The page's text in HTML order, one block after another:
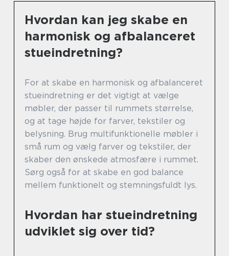
Hvordan kan jeg skabe en
harmonisk og afbalanceret
stueindretning?
For at skabe en harmonisk og afbalanceret
stueindretning er det vigtigt at vælge
møbler, der passer til rummets størrelse,
og at tage højde for farver, tekstiler og
belysning. Brug multifunktionelle møbler i
små rum og vælg farver og tekstiler, der
skaber den ønskede atmosfære i rummet.
Sørg også for at skabe en god balance
mellem funktionelt og stemningsfuldt lys.
Hvordan har stueindretning
udviklet sig over tid?